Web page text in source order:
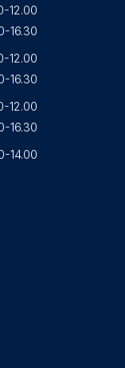
12.00
16.30
12.00
16.30
12.00
16.30
14.00